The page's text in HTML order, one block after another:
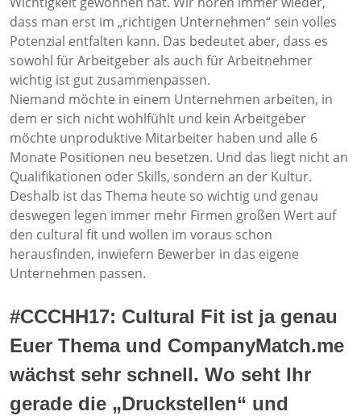
dass man erst im „richtigen Unternehmen“ sein volles
Potenzial entfalten kann. Das bedeutet aber, dass es
sowohl für Arbeitgeber als auch für Arbeitnehmer
wichtig ist gut zusammenpassen.
Niemand möchte in einem Unternehmen arbeiten, in
dem er sich nicht wohlfühlt und kein Arbeitgeber
möchte unproduktive Mitarbeiter haben und alle 6
Monate Positionen neu besetzen. Und das liegt nicht an
Qualifikationen oder Skills, sondern an der Kultur.
Deshalb ist das Thema heute so wichtig und genau
deswegen legen immer mehr Firmen großen Wert auf
den cultural fit und wollen im voraus schon
herausfinden, inwiefern Bewerber in das eigene
Unternehmen passen.
#CCCHH17: Cultural Fit ist ja genau
Euer Thema und CompanyMatch.me
wächst sehr schnell. Wo seht Ihr
gerade die „Druckstellen“ und